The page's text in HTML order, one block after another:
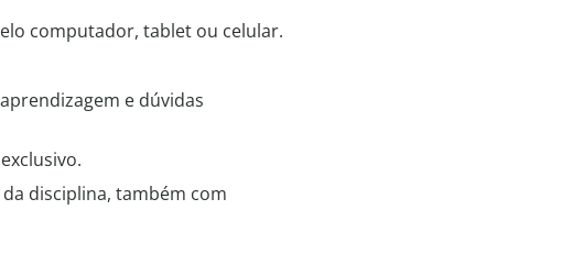
computador, tablet ou celular.
e dúvidas
disciplina, também com